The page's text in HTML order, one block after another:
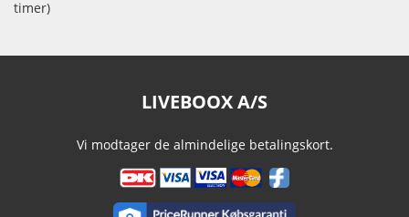
timer)
LIVEBOOX A/S
Vi modtager de almindelige betalingskort.